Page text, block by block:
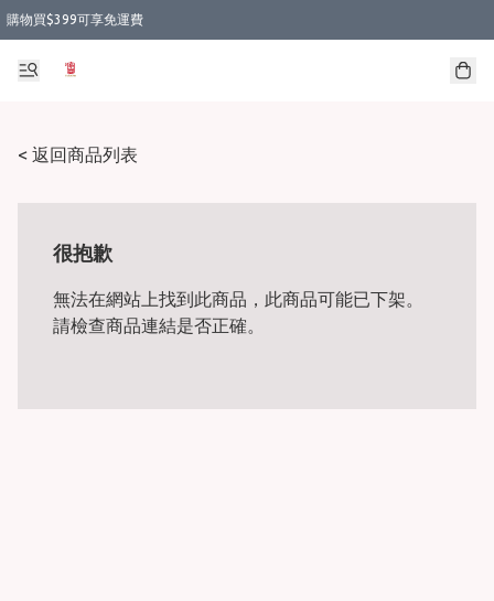
購物買$399可享免運費
< 返回商品列表
很抱歉
無法在網站上找到此商品，此商品可能已下架。
請檢查商品連結是否正確。